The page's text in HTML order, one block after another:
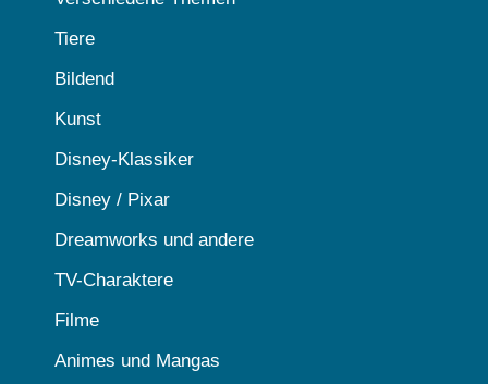
Tiere
Bildend
Kunst
Disney-Klassiker
Disney / Pixar
Dreamworks und andere
TV-Charaktere
Filme
Animes und Mangas